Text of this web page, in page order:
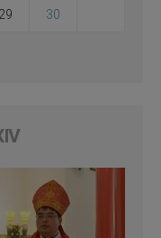
29 30